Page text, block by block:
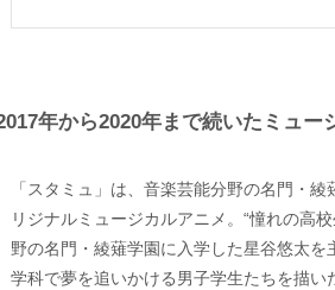
年から2020年まで続いたミュー
「スタミュ」は、音楽芸能分野の名門・
リジナルミュージカルアニメ。“憧れの高
野の名門・綾薙学園に入学した星谷悠太を
学科で夢を追いかける男子学生たちを描い